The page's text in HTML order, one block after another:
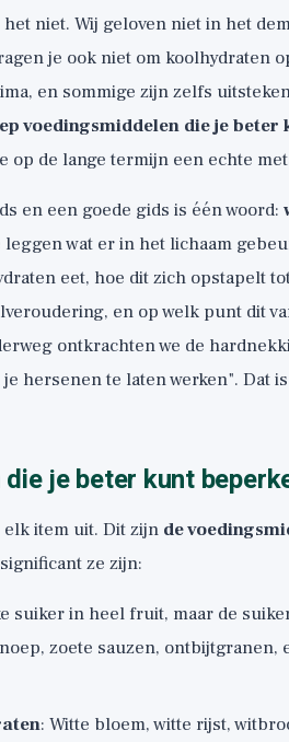
niet. Wij geloven niet in het
je ook niet om koolhydraten
en sommige zijn zelfs
voedingsmiddelen die je beter
op de lange termijn een echte
en een goede gids is één woord:
wat er in het lichaam
eet, hoe dit zich opstapelt
en op welk punt dit
ontkrachten we de
hersenen te laten werken". Dat
je beter kunt
item uit. Dit zijn de
ze zijn:
suiker in heel fruit, maar de
zoete sauzen, ontbijtgranen,
: Witte bloem, witte rijst,